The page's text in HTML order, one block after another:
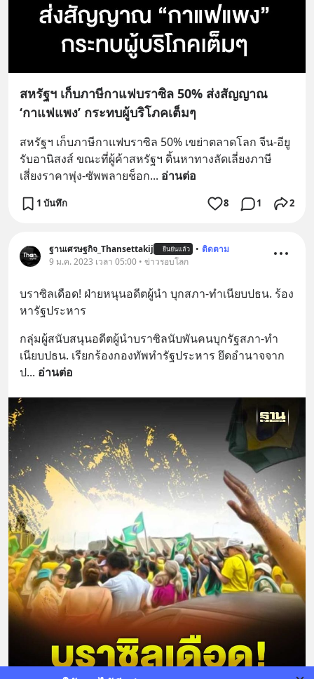
สหรัฐฯ เก็บภาษีกาแฟบราซิล 50% ส่งสัญญาณ
‘กาแฟแพง’ กระทบผู้บริโภคเต็มๆ
สหรัฐฯ เก็บภาษีกาแฟบราซิล 50% เขย่าตลาดโลก จีน-อียู
รับอานิสงส์ ขณะที่ผู้ค้าสหรัฐฯ ดิ้นหาทางลัดเลี่ยงภาษี
เสี่ยงราคาพุ่ง-ซัพพลายช็อก... อ่านต่อ
1 บันทึก 8 1 2
ฐานเศรษฐกิจ_Thansettakij ยืนยันแล้ว • ติดตาม
9 ม.ค. 2023 เวลา 05:00 • ข่าวรอบโลก
บราซิลเดือด! ฝ่ายหนุนอดีตผู้นำ บุกสภา-ทำเนียบปธน. ร้อง
หารัฐประหาร
กลุ่มผู้สนับสนุนอดีตผู้นำบราซิลนับพันคนบุกรัฐสภา-ทำ
เนียบปธน. เรียกร้องกองทัพทำรัฐประหาร ยึดอำนาจจาก
ป... อ่านต่อ